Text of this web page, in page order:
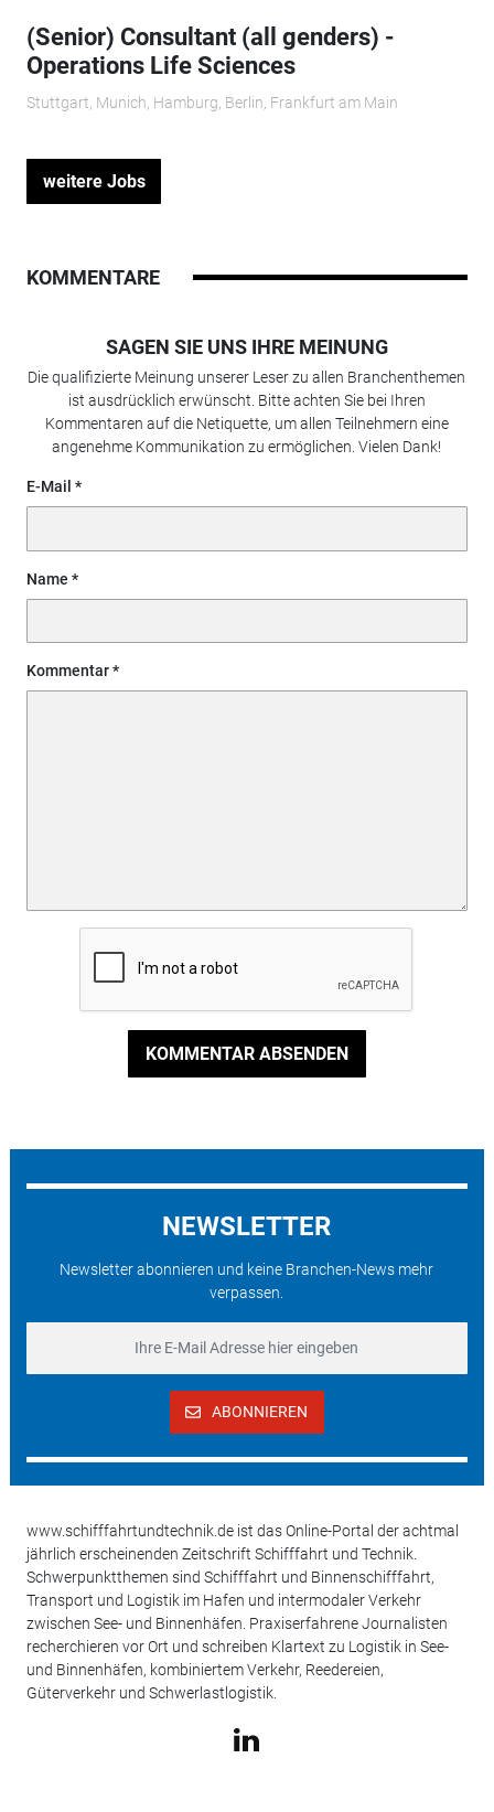
(Senior) Consultant (all genders) -
Operations Life Sciences
Stuttgart, Munich, Hamburg, Berlin, Frankfurt am Main
weitere Jobs
KOMMENTARE
SAGEN SIE UNS IHRE MEINUNG
Die qualifizierte Meinung unserer Leser zu allen Branchenthemen
ist ausdrücklich erwünscht. Bitte achten Sie bei Ihren
Kommentaren auf die Netiquette, um allen Teilnehmern eine
angenehme Kommunikation zu ermöglichen. Vielen Dank!
E-Mail
Name
Kommentar
KOMMENTAR ABSENDEN
NEWSLETTER
Newsletter abonnieren und keine Branchen-News mehr
verpassen.
ABONNIEREN
www.schifffahrtundtechnik.de ist das Online-Portal der achtmal
jährlich erscheinenden Zeitschrift Schifffahrt und Technik.
Schwerpunktthemen sind Schifffahrt und Binnenschifffahrt,
Transport und Logistik im Hafen und intermodaler Verkehr
zwischen See- und Binnenhäfen. Praxiserfahrene Journalisten
recherchieren vor Ort und schreiben Klartext zu Logistik in See-
und Binnenhäfen, kombiniertem Verkehr, Reedereien,
Güterverkehr und Schwerlastlogistik.